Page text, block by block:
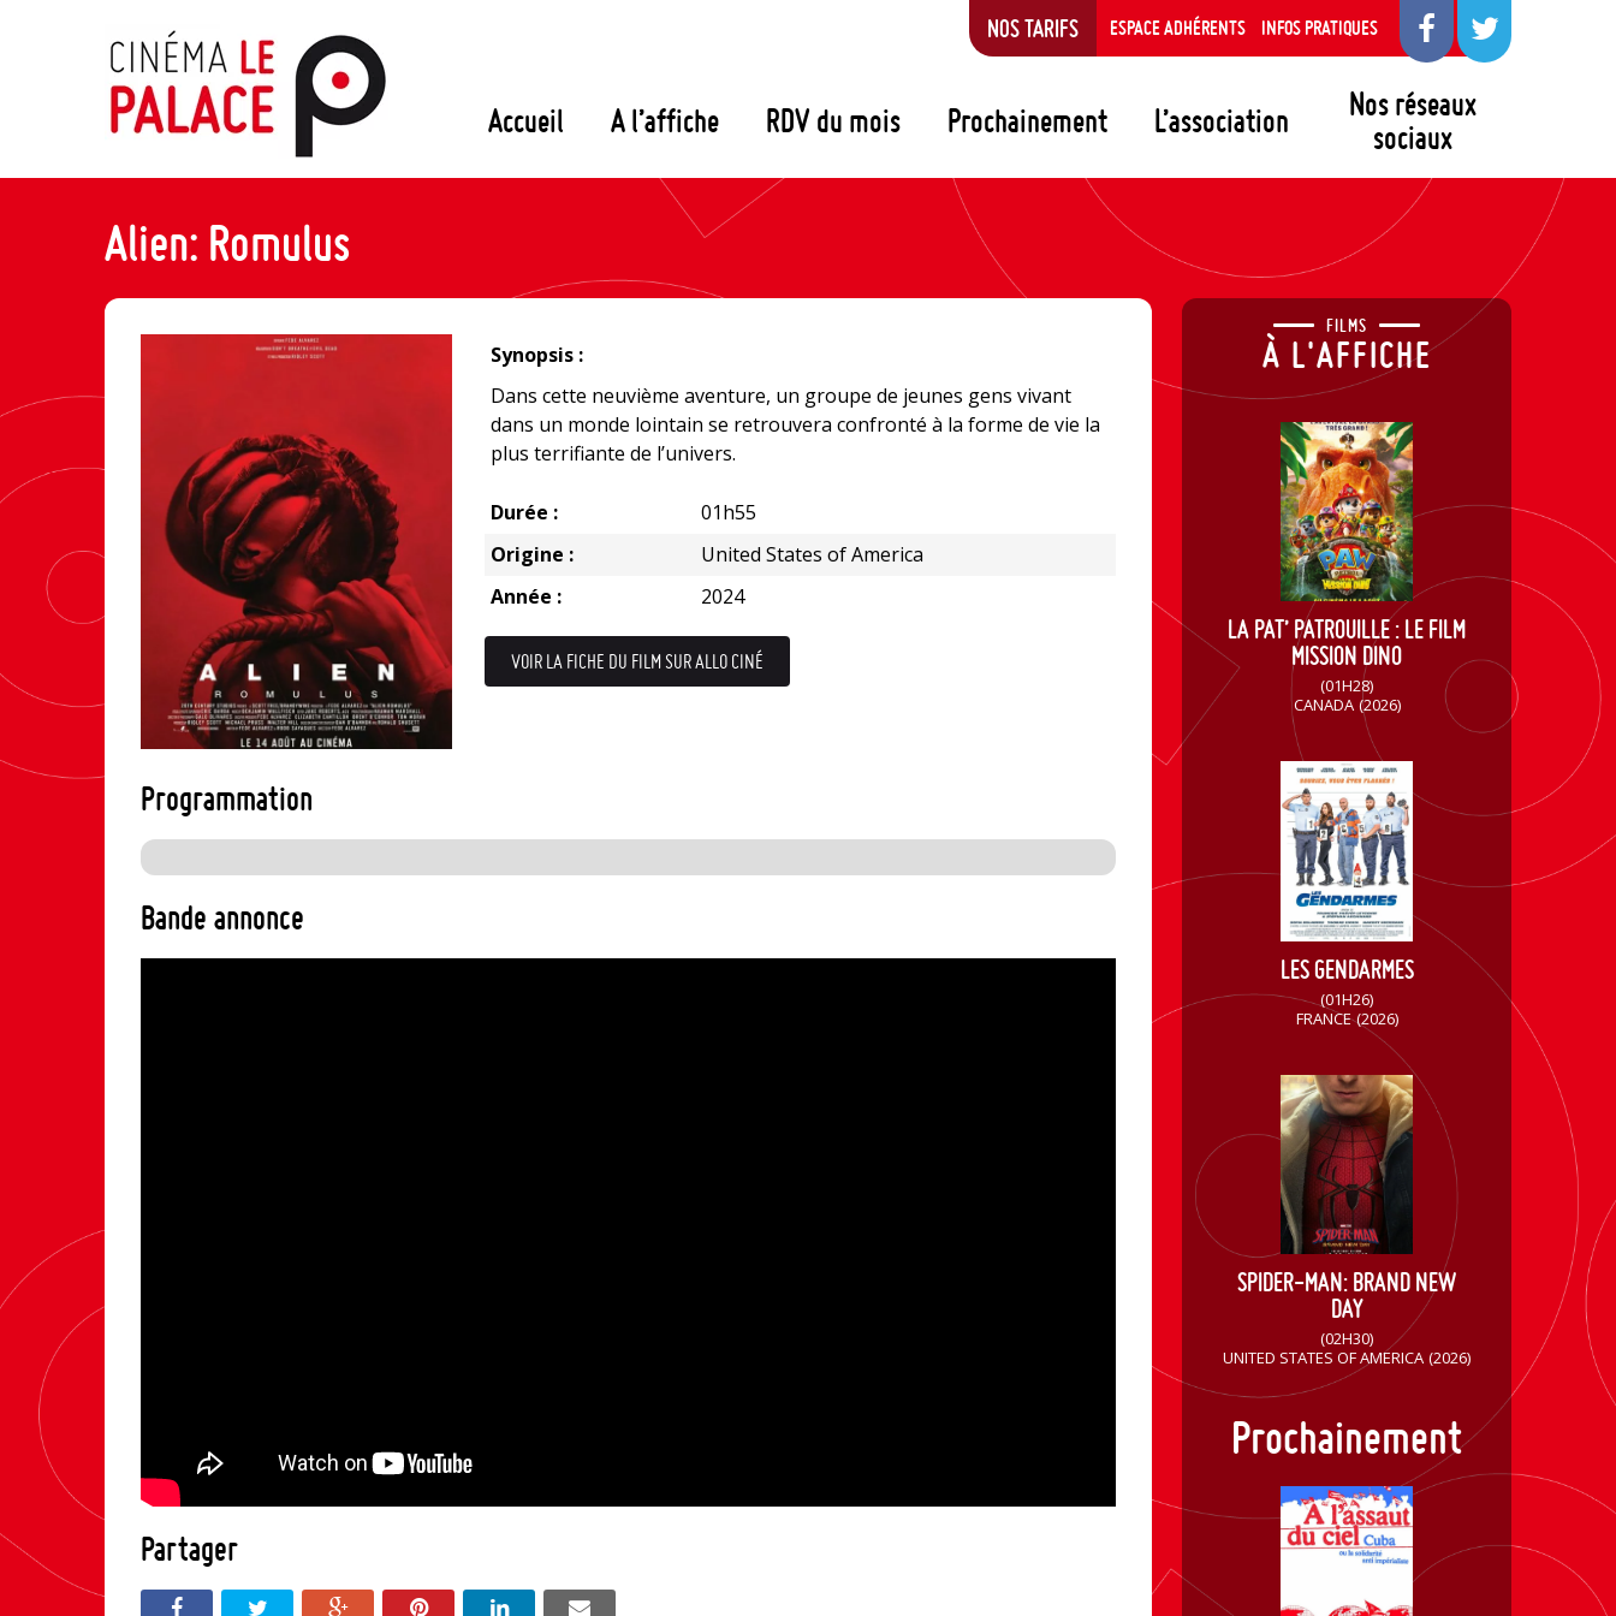
Accueil A l’affiche RDV du mois Prochainement L’association
Nos réseaux
sociaux
NOS TARIFS ESPACE ADHÉRENTS INFOS PRATIQUES
Alien: Romulus
Synopsis :
Dans cette neuvième aventure, un groupe de jeunes gens vivant
dans un monde lointain se retrouvera confronté à la forme de vie la
plus terrifiante de l’univers.
Durée :
01h55
Origine :
United States of America
Année :
2024
VOIR LA FICHE DU FILM SUR ALLO CINÉ
Programmation
Bande annonce
Partager
FILMS
À L'AFFICHE
LA PAT’ PATROUILLE : LE FILM
MISSION DINO
(01H28)
CANADA (2026)
LES GENDARMES
(01H26)
FRANCE (2026)
SPIDER-MAN: BRAND NEW
DAY
(02H30)
UNITED STATES OF AMERICA (2026)
Prochainement